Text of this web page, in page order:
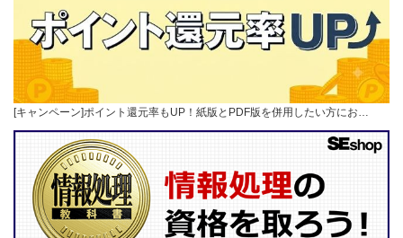
[キャンペーン]ポイント還元率もUP！紙版とPDF版を併用したい方にお…